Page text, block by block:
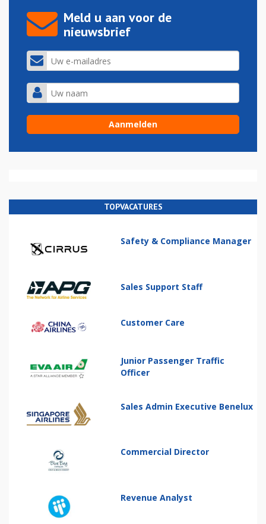
Meld u aan voor de
nieuwsbrief
TOPVACATURES
Safety & Compliance Manager
Sales Support Staff
Customer Care
Junior Passenger Traffic
Officer
Sales Admin Executive Benelux
Commercial Director
Revenue Analyst